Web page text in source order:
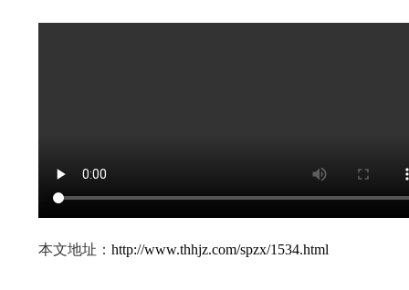
本文地址： http://www.thhjz.com/spzx/1534.html